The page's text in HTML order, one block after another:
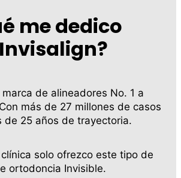
me dedico
Invisalign?
de alineadores No. 1 a
más de 27 millones de casos
de 25 años de trayectoria.
solo ofrezco este tipo de
ortodoncia Invisible.